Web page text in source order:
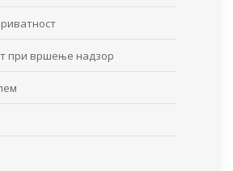
при вршење надзор